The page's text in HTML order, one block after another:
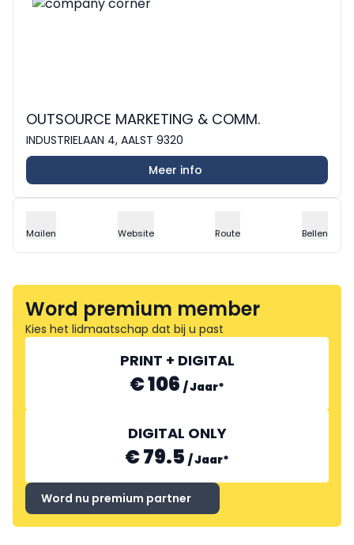
OUTSOURCE MARKETING & COMM.
INDUSTRIELAAN 4, AALST 9320
Meer info
Mailen Website Route Bellen
Word premium member
Kies het lidmaatschap dat bij u past
PRINT + DIGITAL
€ 106 /Jaar*
DIGITAL ONLY
€ 79.5 /Jaar*
Word nu premium partner